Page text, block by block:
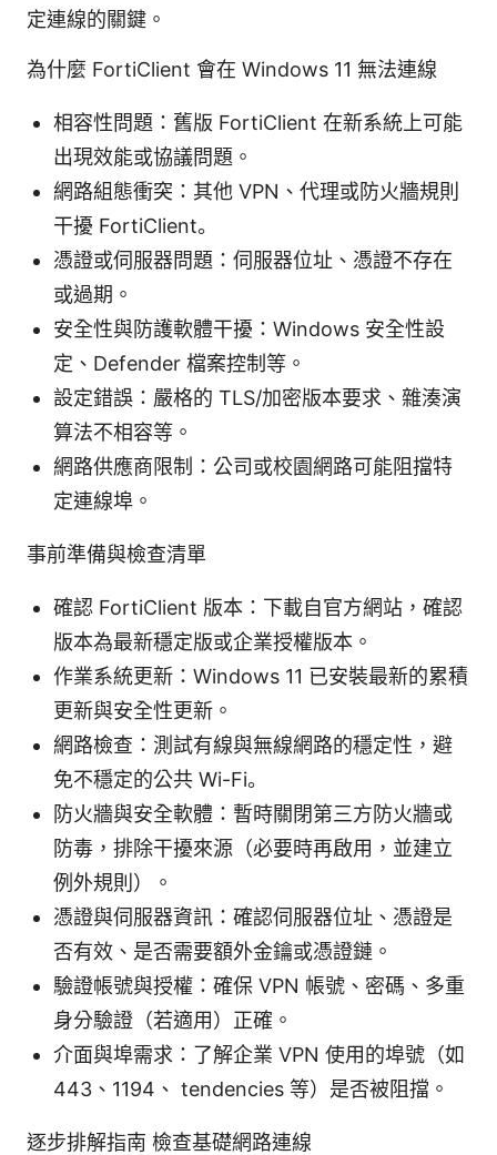
定連線的關鍵。
為什麼 FortiClient 會在 Windows 11 無法連線
相容性問題：舊版 FortiClient 在新系統上可能
出現效能或協議問題。
網路組態衝突：其他 VPN、代理或防火牆規則
干擾 FortiClient。
憑證或伺服器問題：伺服器位址、憑證不存在
或過期。
安全性與防護軟體干擾：Windows 安全性設
定、Defender 檔案控制等。
設定錯誤：嚴格的 TLS/加密版本要求、雜湊演
算法不相容等。
網路供應商限制：公司或校園網路可能阻擋特
定連線埠。
事前準備與檢查清單
確認 FortiClient 版本：下載自官方網站，確認
版本為最新穩定版或企業授權版本。
作業系統更新：Windows 11 已安裝最新的累積
更新與安全性更新。
網路檢查：測試有線與無線網路的穩定性，避
免不穩定的公共 Wi-Fi。
防火牆與安全軟體：暫時關閉第三方防火牆或
防毒，排除干擾來源（必要時再啟用，並建立
例外規則）。
憑證與伺服器資訊：確認伺服器位址、憑證是
否有效、是否需要額外金鑰或憑證鏈。
驗證帳號與授權：確保 VPN 帳號、密碼、多重
身分驗證（若適用）正確。
介面與埠需求：了解企業 VPN 使用的埠號（如
443、1194、 tendencies 等）是否被阻擋。
逐步排解指南 檢查基礎網路連線